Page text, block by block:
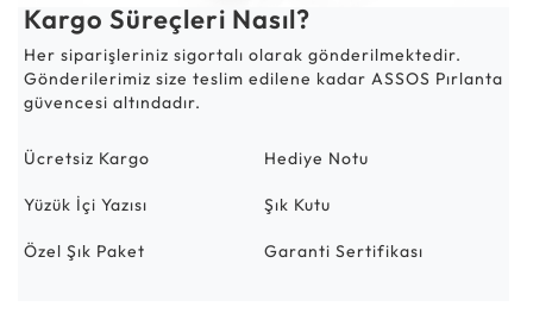
Kargo Süreçleri Nasıl?
Her siparişleriniz sigortalı olarak gönderilmektedir.
Gönderilerimiz size teslim edilene kadar ASSOS Pırlanta
güvencesi altındadır.
Ücretsiz Kargo Hediye Notu
Yüzük İçi Yazısı Şık Kutu
Özel Şık Paket Garanti Sertifikası